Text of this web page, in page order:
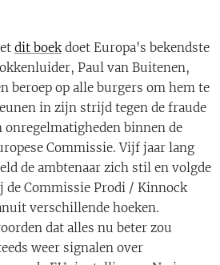
dit boekdoet Europa's bekendste
Paul van Buitenen,
beroep op alle burgers om hem te
in zijn strijd tegen de fraude
onregelmatigheden binnen de
Commissie. Vijf jaar lang
de ambtenaar zich stil en volgde
de Commissie Prodi / Kinnock
verschillende hoeken.
dat alles nu beter zou
weer signalen over